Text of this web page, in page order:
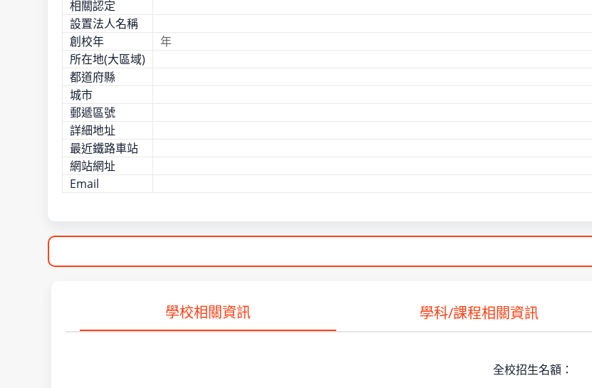
相關認定
設置法人名稱
創校年
年
所在地(大區域)
都道府縣
城市
郵遞區號
詳細地址
最近鐵路車站
網站網址
Email
學校相關資訊 學科/課程相關資訊
全校招生名額：